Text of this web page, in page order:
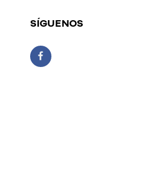
SÍGUENOS